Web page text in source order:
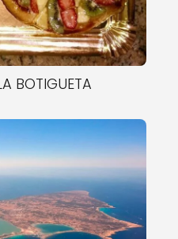
BOTIGUETA